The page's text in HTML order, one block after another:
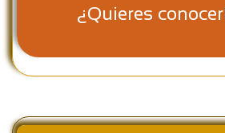
¿Quieres